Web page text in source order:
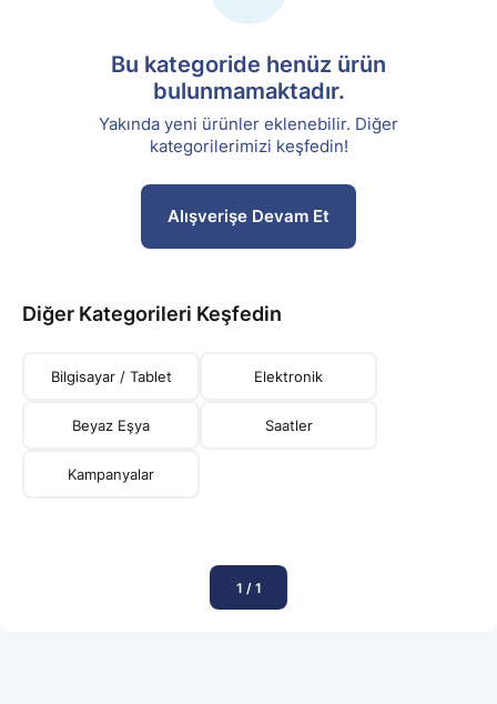
Bu kategoride henüz ürün
bulunmamaktadır.
Yakında yeni ürünler eklenebilir. Diğer
kategorilerimizi keşfedin!
Alışverişe Devam Et
Diğer Kategorileri Keşfedin
Bilgisayar / Tablet Elektronik
Beyaz Eşya Saatler
Kampanyalar